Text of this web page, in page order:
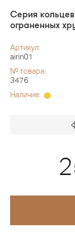
Серия
ограненных
Артикул:
airin01
№ товара:
3476
Наличие: